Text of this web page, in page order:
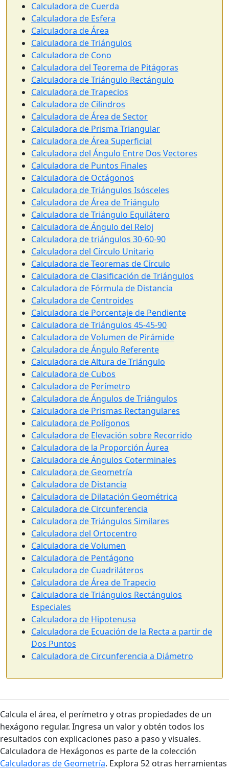
Calculadora de Cuerda
Calculadora de Esfera
Calculadora de Área
Calculadora de Triángulos
Calculadora de Cono
Calculadora del Teorema de Pitágoras
Calculadora de Triángulo Rectángulo
Calculadora de Trapecios
Calculadora de Cilindros
Calculadora de Área de Sector
Calculadora de Prisma Triangular
Calculadora de Área Superficial
Calculadora del Ángulo Entre Dos Vectores
Calculadora de Puntos Finales
Calculadora de Octágonos
Calculadora de Triángulos Isósceles
Calculadora de Área de Triángulo
Calculadora de Triángulo Equilátero
Calculadora de Ángulo del Reloj
Calculadora de triángulos 30-60-90
Calculadora del Círculo Unitario
Calculadora de Teoremas de Círculo
Calculadora de Clasificación de Triángulos
Calculadora de Fórmula de Distancia
Calculadora de Centroides
Calculadora de Porcentaje de Pendiente
Calculadora de Triángulos 45-45-90
Calculadora de Volumen de Pirámide
Calculadora de Ángulo Referente
Calculadora de Altura de Triángulo
Calculadora de Cubos
Calculadora de Perímetro
Calculadora de Ángulos de Triángulos
Calculadora de Prismas Rectangulares
Calculadora de Polígonos
Calculadora de Elevación sobre Recorrido
Calculadora de la Proporción Áurea
Calculadora de Ángulos Coterminales
Calculadora de Geometría
Calculadora de Distancia
Calculadora de Dilatación Geométrica
Calculadora de Circunferencia
Calculadora de Triángulos Similares
Calculadora del Ortocentro
Calculadora de Volumen
Calculadora de Pentágono
Calculadora de Cuadriláteros
Calculadora de Área de Trapecio
Calculadora de Triángulos Rectángulos
Especiales
Calculadora de Hipotenusa
Calculadora de Ecuación de la Recta a partir de
Dos Puntos
Calculadora de Circunferencia a Diámetro
Calcula el área, el perímetro y otras propiedades de un
hexágono regular. Ingresa un valor y obtén todos los
resultados con explicaciones paso a paso y visuales.
Calculadora de Hexágonos es parte de la colección
Calculadoras de Geometría. Explora 52 otras herramientas